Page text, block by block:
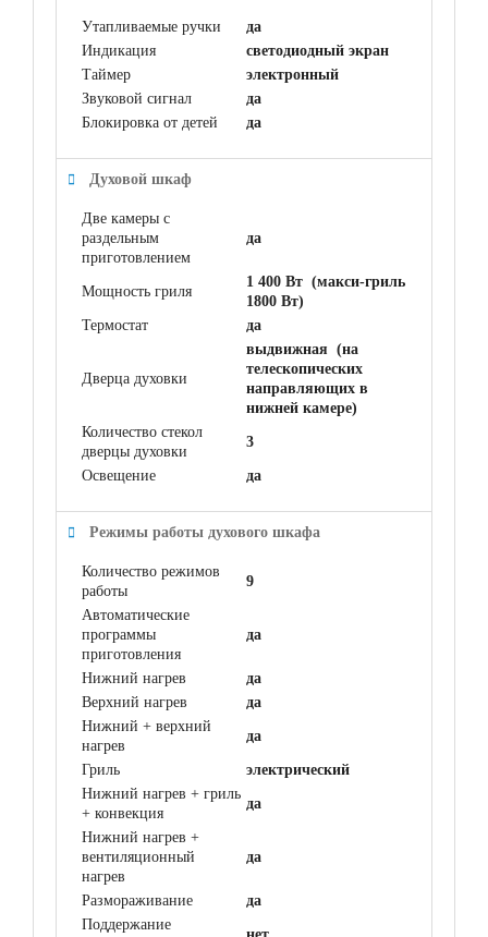
Утапливаемые ручки
да
Индикация
светодиодный экран
Таймер
электронный
Звуковой сигнал
да
Блокировка от детей
да
Духовой шкаф
Две камеры с
раздельным
приготовлением
да
Мощность гриля
1 400 Вт (макси-гриль
1800 Вт)
Термостат
да
Дверца духовки
выдвижная (на
телескопических
направляющих в
нижней камере)
Количество стекол
дверцы духовки
3
Освещение да
Режимы работы духового шкафа
Количество режимов
работы
9
Автоматические
программы
приготовления
да
Нижний нагрев
да
Верхний нагрев
да
Нижний + верхний
нагрев
да
Гриль
электрический
Нижний нагрев + гриль
+ конвекция
да
Нижний нагрев +
вентиляционный
нагрев
да
Размораживание
да
Поддержание